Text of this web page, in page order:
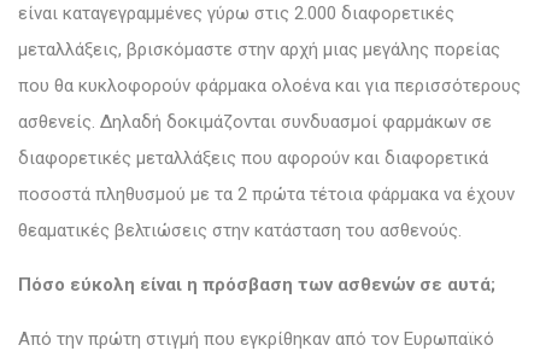
είναι καταγεγραμμένες γύρω στις 2.000 διαφορετικές
μεταλλάξεις, βρισκόμαστε στην αρχή μιας μεγάλης πορείας
που θα κυκλοφορούν φάρμακα ολοένα και για περισσότερους
ασθενείς. Δηλαδή δοκιμάζονται συνδυασμοί φαρμάκων σε
διαφορετικές μεταλλάξεις που αφορούν και διαφορετικά
ποσοστά πληθυσμού με τα 2 πρώτα τέτοια φάρμακα να έχουν
θεαματικές βελτιώσεις στην κατάσταση του ασθενούς.
Πόσο εύκολη είναι η πρόσβαση των ασθενών σε αυτά;
Από την πρώτη στιγμή που εγκρίθηκαν από τον Ευρωπαϊκό